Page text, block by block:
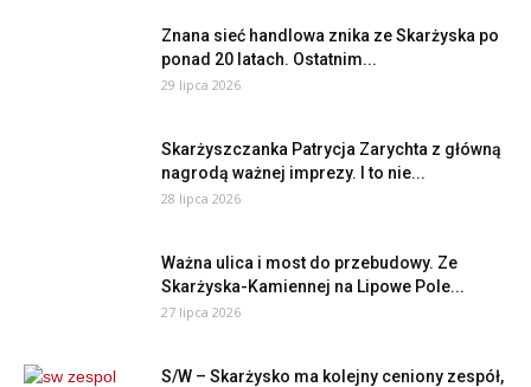
Znana sieć handlowa znika ze Skarżyska po
ponad 20 latach. Ostatnim...
29 lipca 2026
Skarżyszczanka Patrycja Zarychta z główną
nagrodą ważnej imprezy. I to nie...
28 lipca 2026
Ważna ulica i most do przebudowy. Ze
Skarżyska-Kamiennej na Lipowe Pole...
27 lipca 2026
S/W – Skarżysko ma kolejny ceniony zespół,